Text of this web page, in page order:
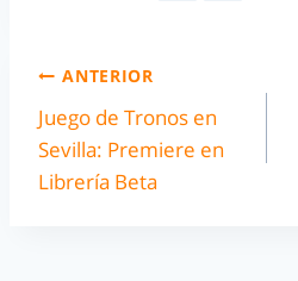
ANTERIOR
Juego de Tronos en
Sevilla: Premiere en
Librería Beta